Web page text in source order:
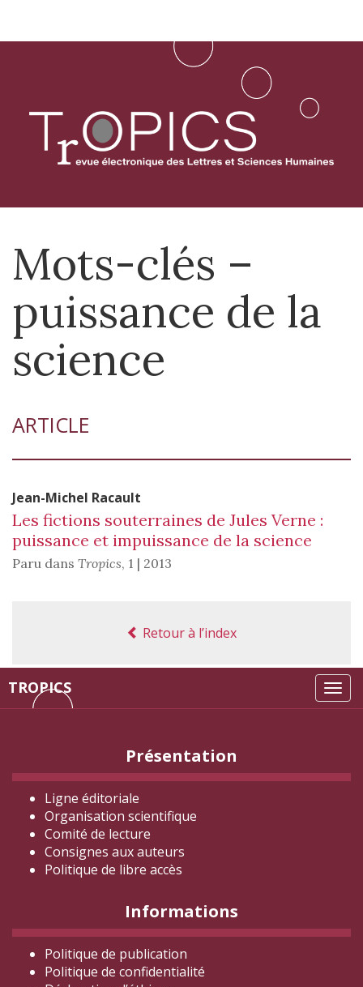
Aller
TROPICS
Mots-clés –
puissance de la
science
ARTICLE
Jean-Michel Racault
Les fictions souterraines de Jules Verne :
puissance et impuissance de la science
Paru dans Tropics, 1 | 2013
Retour à l’index
Présentation
Ligne éditoriale
Organisation scientifique
Comité de lecture
Consignes aux auteurs
Politique de libre accès
Informations
Politique de publication
Politique de confidentialité